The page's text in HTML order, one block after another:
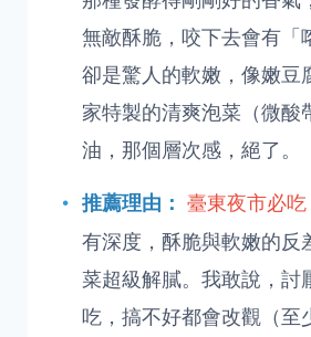
無敵酥脆，咬下去會有「
卻是驚人的軟嫩，像嫩豆
家特製的清爽泡菜（微酸
油，那個層次感，絕了。
推薦理由： 臺東夜市必吃
有深度，酥脆與軟嫩的反
菜超級解膩。我敢說，討
吃，搞不好都會改觀（至